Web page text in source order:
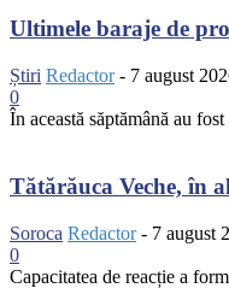
Ultimele baraje de
Știri Redactor - 7 august
0
În această săptămână au
Tătărăuca Veche, în
Soroca Redactor - 7 august
0
Capacitatea de reacție a